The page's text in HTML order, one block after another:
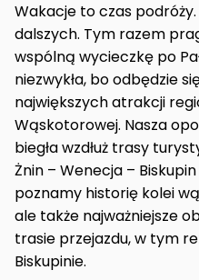
Wakacje to czas
dalszych. Tym razem
wspólną wycieczkę po
niezwykła, bo odbędzie
największych atrakcji
Wąskotorowej. Nasza
biegła wzdłuż trasy
Żnin – Wenecja –
poznamy historię kolei
ale także najważniejsze
trasie przejazdu, w tym
Biskupinie.